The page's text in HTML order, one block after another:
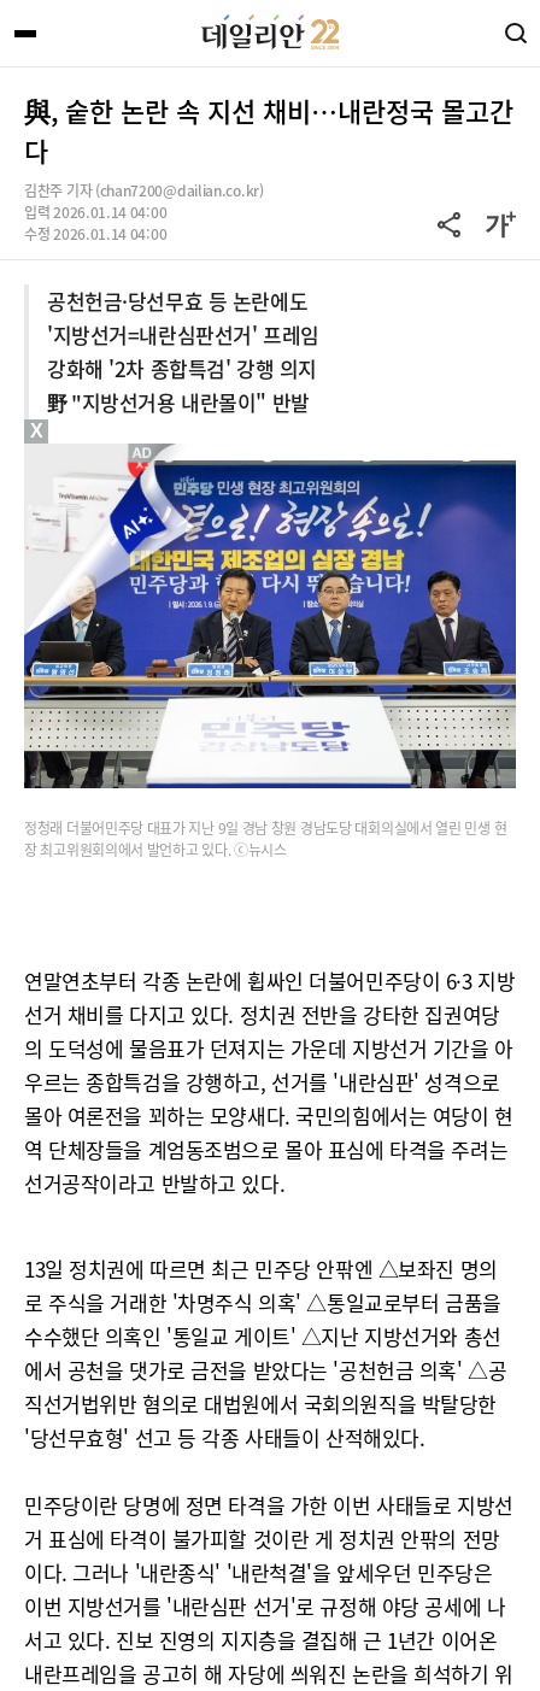
與, 숱한 논란 속 지선 채비…내란정국 몰고간
다
김찬주 기자 (chan7200@dailian.co.kr)
입력 2026.01.14 04:00
수정 2026.01.14 04:00
공천헌금·당선무효 등 논란에도
'지방선거=내란심판선거' 프레임
강화해 '2차 종합특검' 강행 의지
野 "지방선거용 내란몰이" 반발
정청래 더불어민주당 대표가 지난 9일 경남 창원 경남도당 대회의실에서 열린 민생 현
장 최고위원회의에서 발언하고 있다. ⓒ뉴시스
연말연초부터 각종 논란에 휩싸인 더불어민주당이 6·3 지방
선거 채비를 다지고 있다. 정치권 전반을 강타한 집권여당
의 도덕성에 물음표가 던져지는 가운데 지방선거 기간을 아
우르는 종합특검을 강행하고, 선거를 '내란심판' 성격으로
몰아 여론전을 꾀하는 모양새다. 국민의힘에서는 여당이 현
역 단체장들을 계엄동조범으로 몰아 표심에 타격을 주려는
선거공작이라고 반발하고 있다.
13일 정치권에 따르면 최근 민주당 안팎엔 △보좌진 명의
로 주식을 거래한 '차명주식 의혹' △통일교로부터 금품을
수수했단 의혹인 '통일교 게이트' △지난 지방선거와 총선
에서 공천을 댓가로 금전을 받았다는 '공천헌금 의혹' △공
직선거법위반 혐의로 대법원에서 국회의원직을 박탈당한
'당선무효형' 선고 등 각종 사태들이 산적해있다.
민주당이란 당명에 정면 타격을 가한 이번 사태들로 지방선
거 표심에 타격이 불가피할 것이란 게 정치권 안팎의 전망
이다. 그러나 '내란종식' '내란척결'을 앞세우던 민주당은
이번 지방선거를 '내란심판 선거'로 규정해 야당 공세에 나
서고 있다. 진보 진영의 지지층을 결집해 근 1년간 이어온
내란프레임을 공고히 해 자당에 씌워진 논란을 희석하기 위
X